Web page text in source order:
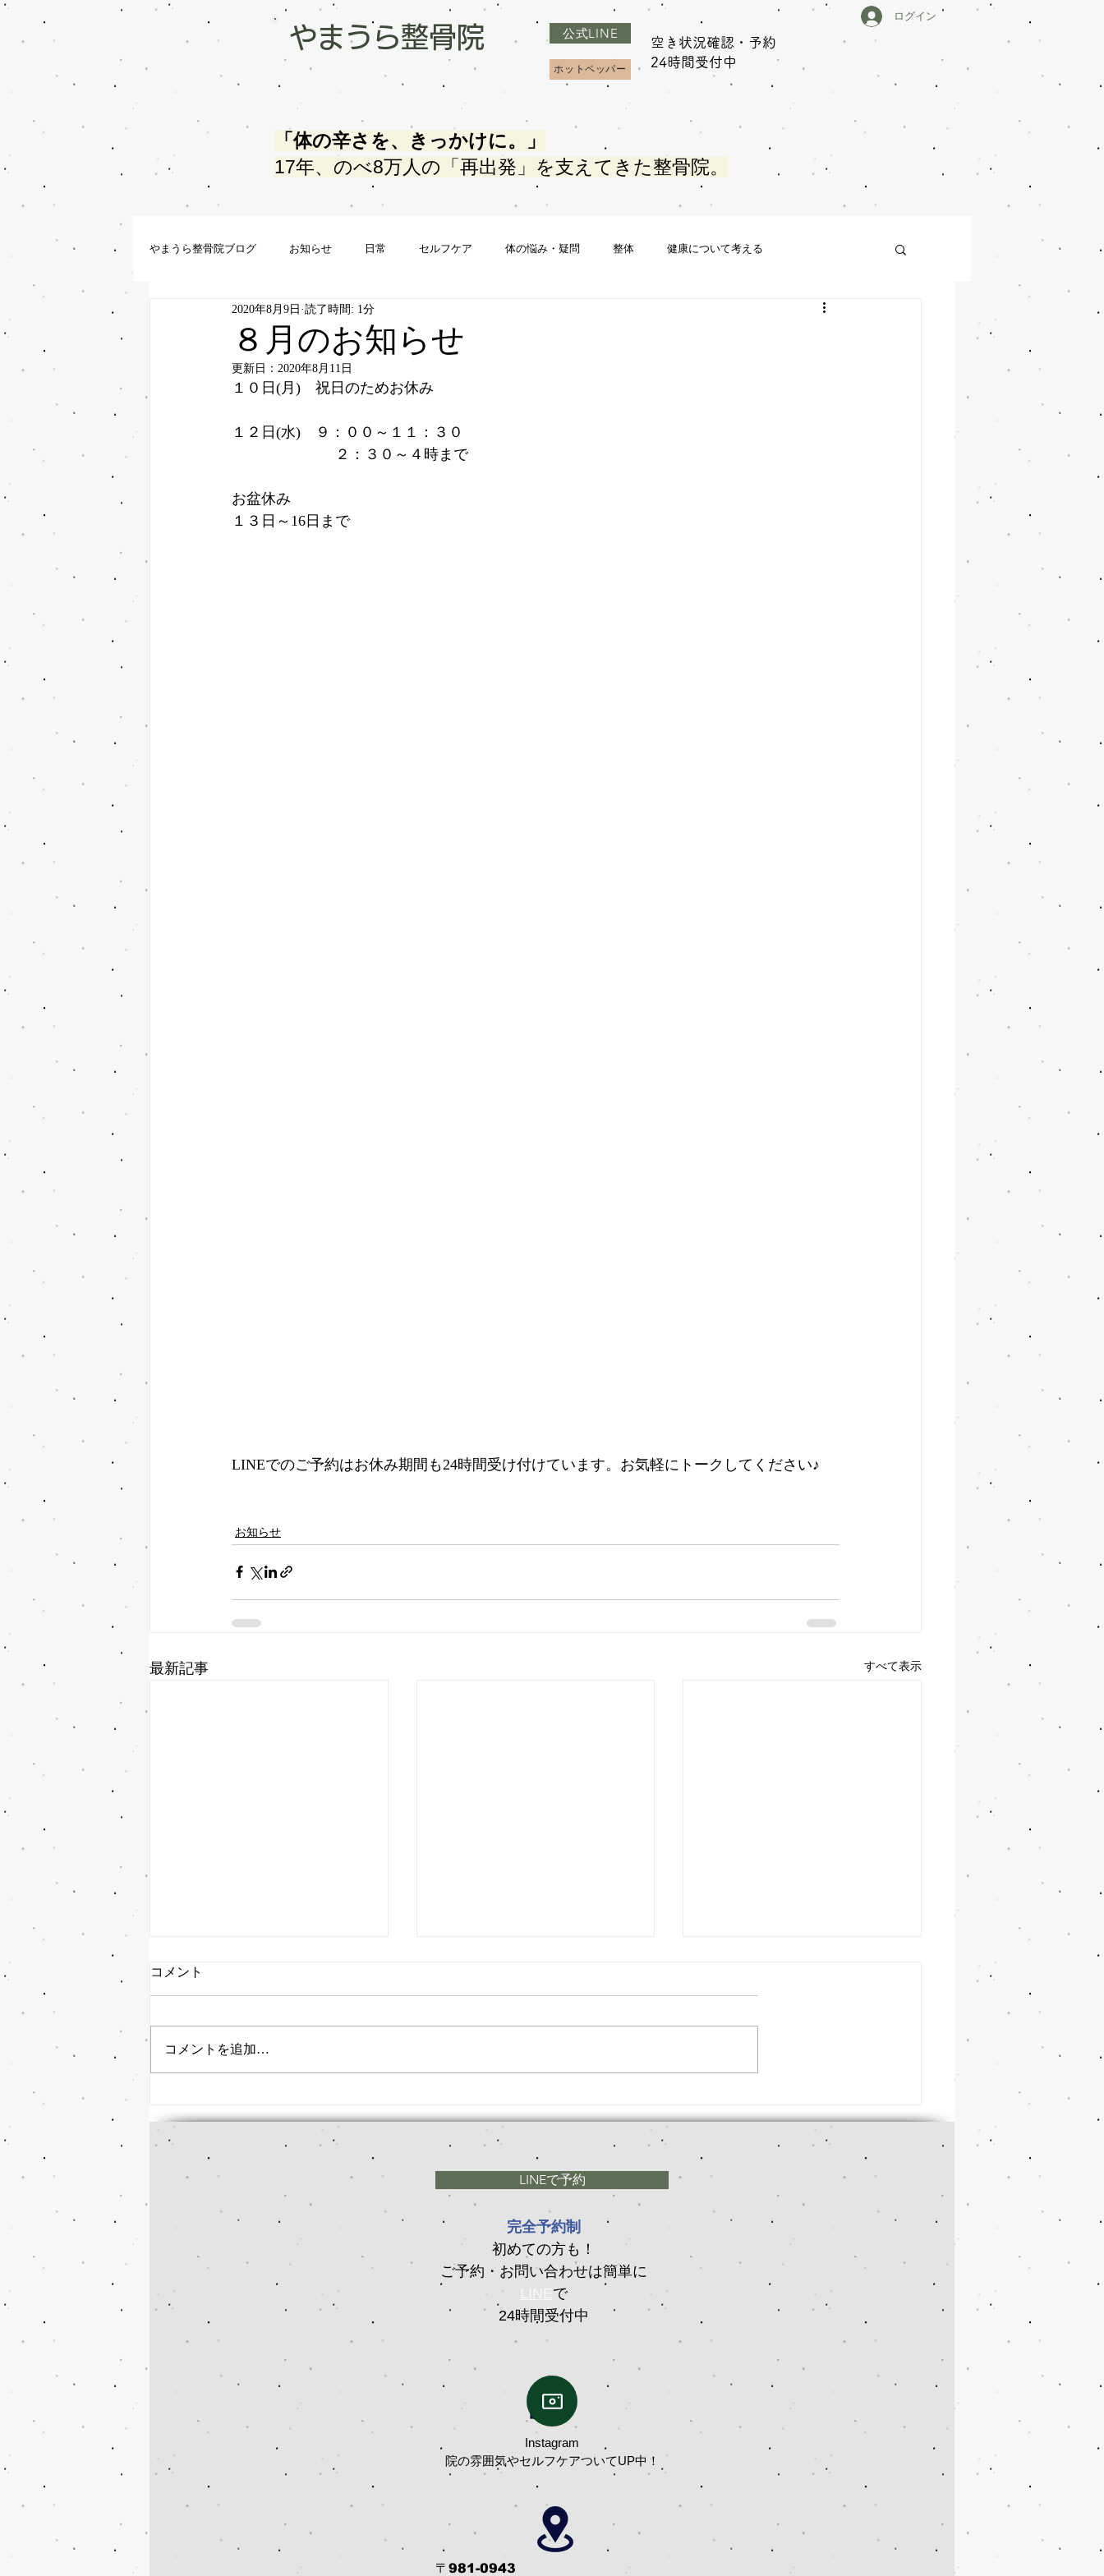
やまうら整骨院 公式LINE
ホットペッパー
空き状況確認・予約
​24時間受付中
ログイン
「体の辛さを、きっかけに。」
17年、のべ8万人の「再出発」を支えてきた整骨院。
やまうら整骨院ブログ お知らせ 日常 セルフケア 体の悩み・疑問 整体 健康について考える
８月のお知らせ
2020年8月9日 読了時間: 1分
更新日： 2020年8月11日
１０日(月)　祝日のためお休み
１２日(水)　９：００～１１：３０
２：３０～４時まで
お盆休み
１３日～16日まで
LINEでのご予約はお休み期間も24時間受け付けています。お気軽にトークしてください♪
お知らせ
最新記事 すべて表示
間について
☆
コメント
コメントを追加…
LINEで予約
完全予約制
初めての方も！
ご予約・お問い合わせは簡単に
で
24時間受付中
Instagram
院の雰囲気やセルフケアついてUP中！
〒981-0943